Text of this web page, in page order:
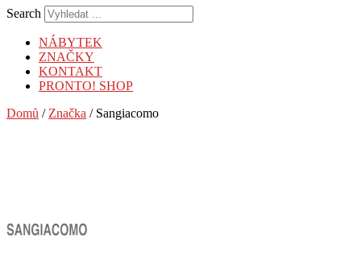
Search
NÁBYTEK
ZNAČKY
KONTAKT
PRONTO! SHOP
Domů / Značka / Sangiacomo